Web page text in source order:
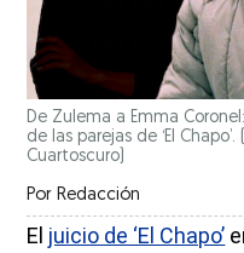
De Zulema a Emma
de las parejas de ‘El
Cuartoscuro)
Por Redacción
El juicio de ‘El Chapo’